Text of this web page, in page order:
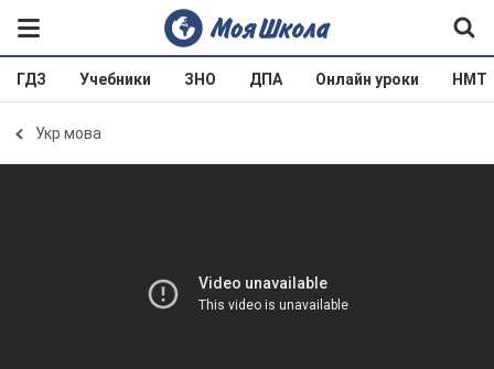
ГДЗ Учебники ЗНО ДПА Онлайн уроки НМТ
Укр мова